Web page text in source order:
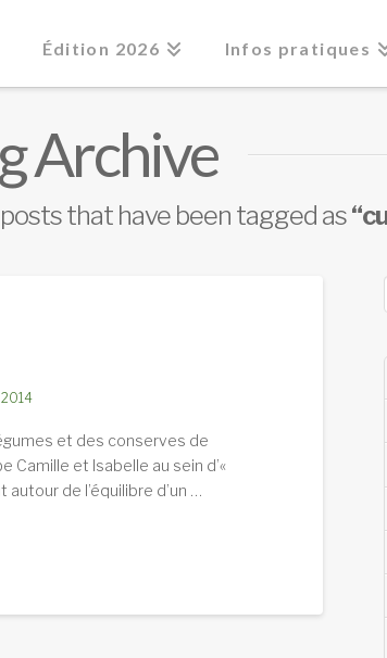
Édition 2026 Infos pratiques
Archive
that have been tagged as
et des conserves de
et Isabelle au sein d’«
de l’équilibre d’un …